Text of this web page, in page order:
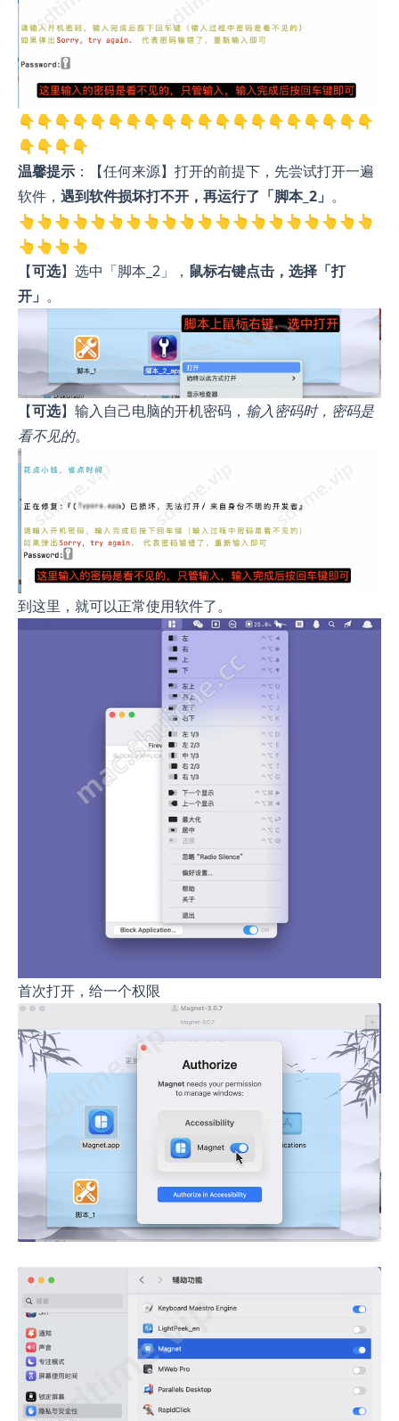
👇👇👇👇👇👇👇👇👇👇👇👇👇👇👇👇👇👇👇👇
👇👇👇👇
温馨提示 ：【任何来源】打开的前提下，先尝试打开一遍
软件， 遇到软件损坏打不开，再运行了「脚本_2」 。
👆👆👆👆👆👆👆👆👆👆👆👆👆👆👆👆👆👆👆👆
👆👆👆👆
【可选】选中「脚本_2」， 鼠标右键点击，选择「打
开」 。
【可选】输入自己电脑的开机密码， 输入密码时，密码是
看不见的。
到这里，就可以正常使用软件了。
首次打开，给一个权限